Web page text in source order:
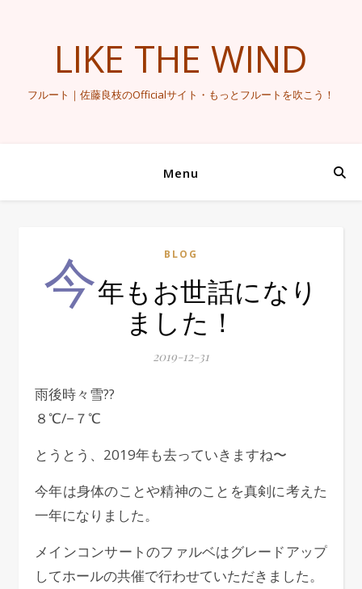
LIKE THE WIND
フルート｜佐藤良枝のOfficialサイト・もっとフルートを吹こう！
Menu
BLOG
今年もお世話になり
ました！
2019-12-31
雨後時々雪?️?️
８℃/−７℃
とうとう、2019年も去っていきますね〜
今年は身体のことや精神のことを真剣に考えた
一年になりました。
メインコンサートのファルベはグレードアップ
してホールの共催で行わせていただきました。